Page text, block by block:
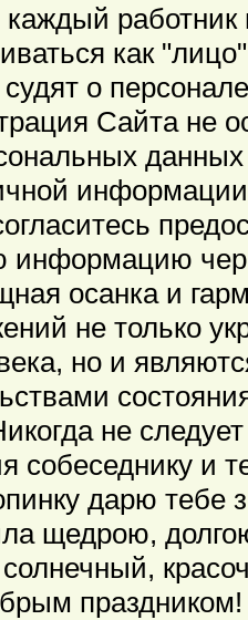
работник
как
судят о
Сайта не
информацию
осанка и
не только
но и
не
собеседнику и
дарю тебе
щедрою,
праздником!